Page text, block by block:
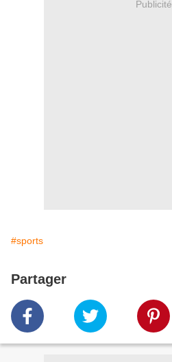
Publicité
#sports
Partager